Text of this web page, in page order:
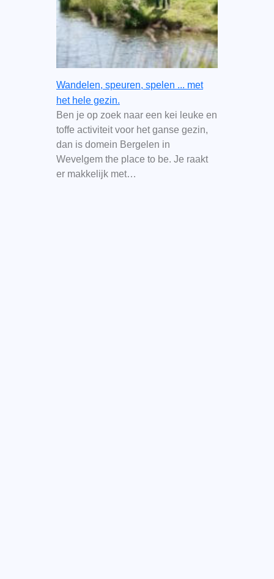
Wandelen, speuren, spelen ... met
het hele gezin.
Ben je op zoek naar een kei leuke en
toffe activiteit voor het ganse gezin,
dan is domein Bergelen in
Wevelgem the place to be. Je raakt
er makkelijk met…